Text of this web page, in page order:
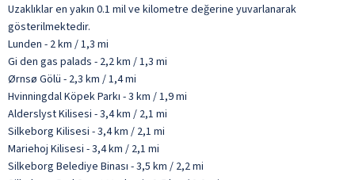
Uzaklıklar en yakın 0.1 mil ve kilometre değerine yuvarlanarak
gösterilmektedir.
Lunden - 2 km / 1,3 mi
Gi den gas palads - 2,2 km / 1,3 mi
Ørnsø Gölü - 2,3 km / 1,4 mi
Hvinningdal Köpek Parkı - 3 km / 1,9 mi
Alderslyst Kilisesi - 3,4 km / 2,1 mi
Silkeborg Kilisesi - 3,4 km / 2,1 mi
Mariehoj Kilisesi - 3,4 km / 2,1 mi
Silkeborg Belediye Binası - 3,5 km / 2,2 mi